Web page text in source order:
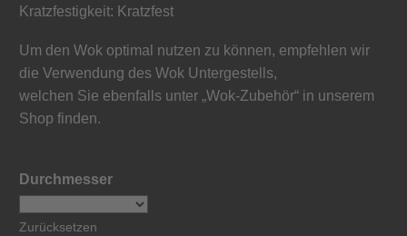
Kratzfestigkeit: Kratzfest
Um den Wok optimal nutzen zu können, empfehlen wir
die Verwendung des Wok Untergestells,
welchen Sie ebenfalls unter „Wok-Zubehör“ in unserem
Shop finden.
Durchmesser
Zurücksetzen